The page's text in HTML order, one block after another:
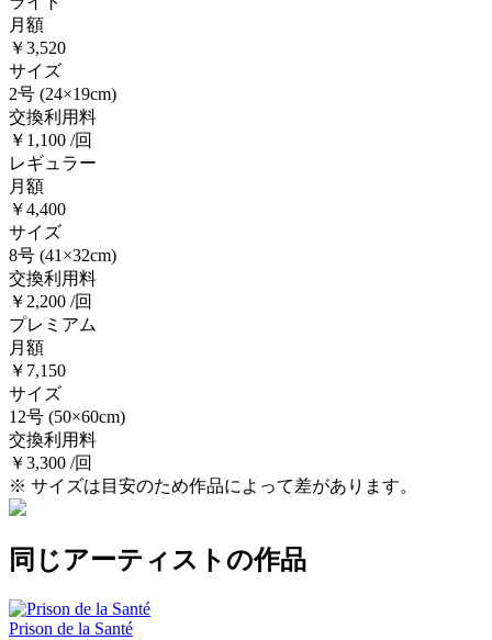
月額
￥3,520
サイズ
2号 (24×19cm)
交換利用料
￥1,100 /回
レギュラー
月額
￥4,400
サイズ
8号 (41×32cm)
交換利用料
￥2,200 /回
プレミアム
月額
￥7,150
サイズ
12号 (50×60cm)
交換利用料
￥3,300 /回
※ サイズは目安のため作品によって差があります。
同じアーティストの作品
Prison de la Santé